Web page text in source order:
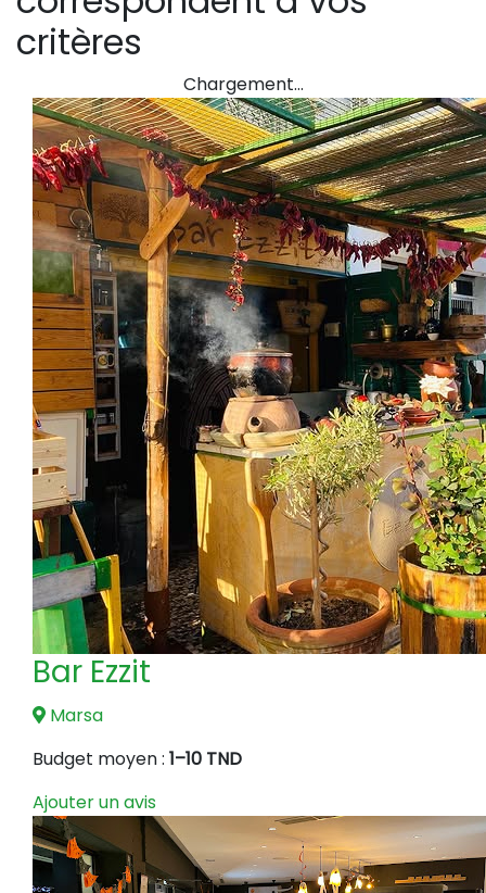
critères
Chargement…
Bar Ezzit
Marsa
Budget moyen : 1–10 TND
Ajouter un avis